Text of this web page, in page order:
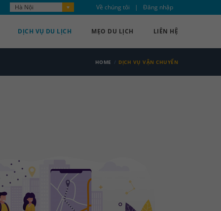
Hà Nội Về chúng tôi Đăng nhập
DỊCH VỤ DU LỊCH MẸO DU LỊCH LIÊN HỆ
HOME DỊCH VỤ VẬN CHUYỂN